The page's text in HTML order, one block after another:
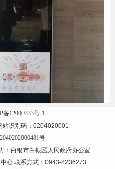
号
12000333号-1
站识别码：6204020001
号
：白银市白银区人民政府办公室
心 联系方式：0943-8236273